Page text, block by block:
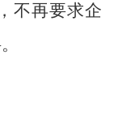
不再要求企